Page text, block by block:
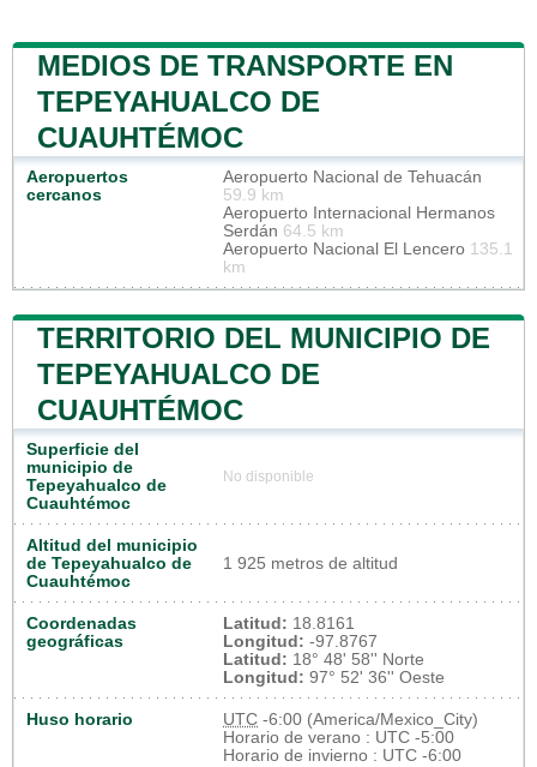
MEDIOS DE TRANSPORTE EN
TEPEYAHUALCO DE
CUAUHTÉMOC
Aeropuertos
cercanos
Aeropuerto Nacional de Tehuacán
59.9 km
Aeropuerto Internacional Hermanos
Serdán 64.5 km
Aeropuerto Nacional El Lencero 135.1
km
TERRITORIO DEL MUNICIPIO DE
TEPEYAHUALCO DE
CUAUHTÉMOC
Superficie del
municipio de
Tepeyahualco de
Cuauhtémoc
No disponible
Altitud del municipio
de Tepeyahualco de
Cuauhtémoc
1 925 metros de altitud
Coordenadas
geográficas
Latitud: 18.8161
Longitud: -97.8767
Latitud: 18° 48' 58'' Norte
Longitud: 97° 52' 36'' Oeste
Huso horario UTC -6:00 (America/Mexico_City)
Horario de verano : UTC -5:00
Horario de invierno : UTC -6:00